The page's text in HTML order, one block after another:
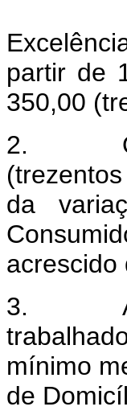
partir de
350,00
2.
da
acrescido
3.
mínimo
de